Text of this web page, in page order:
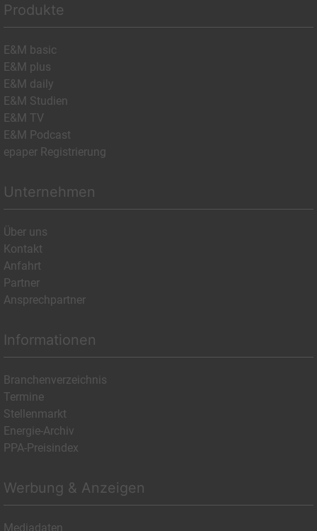
Produkte
E&M basic
E&M plus
E&M daily
E&M Studien
E&M TV
E&M Podcast
epaper Registrierung
Unternehmen
Über uns
Kontakt
Anfahrt
Partner
Ansprechpartner
Informationen
Branchenverzeichnis
Termine
Stellenmarkt
Energie-Archiv
PPA-Preisindex
Werbung & Anzeigen
Mediadaten